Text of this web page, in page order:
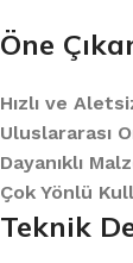
Öne
Hızlı ve
Uluslararası
Dayanıklı
Çok Yönlü
Teknik